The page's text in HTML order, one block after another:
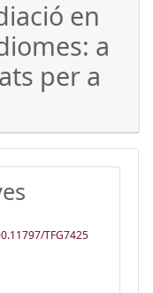
en
a
per a
TFG7425